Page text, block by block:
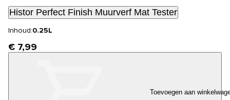
Histor Perfect Finish Muurverf Mat Tester
Inhoud:0.25L
€ 7,99
Toevoegen aan